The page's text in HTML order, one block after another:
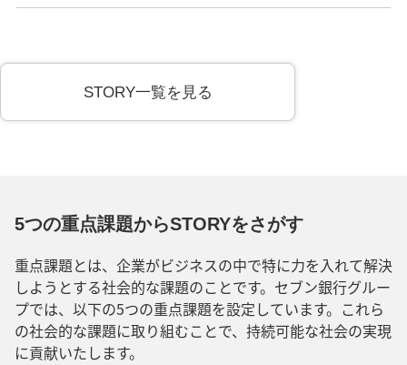
STORY一覧を見る
5つの重点課題からSTORYをさがす
重点課題とは、企業がビジネスの中で特に力を入れて解決
しようとする社会的な課題のことです。セブン銀行グルー
プでは、以下の5つの重点課題を設定しています。これら
の社会的な課題に取り組むことで、持続可能な社会の実現
に貢献いたします。